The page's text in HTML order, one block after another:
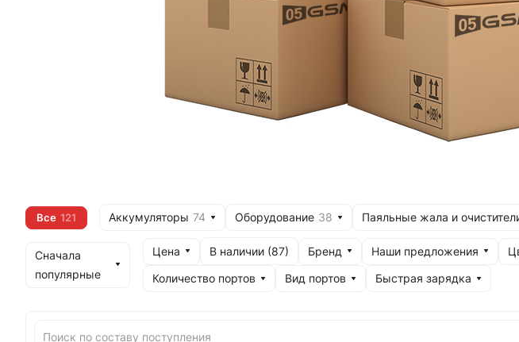
Все 121 Аккумуляторы 74 Оборудование 38 Паяльные жала и
Сначала
популярные
Цена В наличии (87) Бренд Наши предложения
Количество портов Вид портов Быстрая зарядка